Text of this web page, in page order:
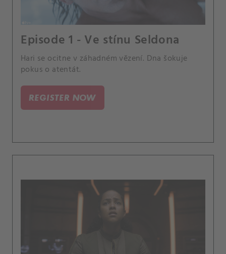
Episode 1 - Ve stínu Seldona
Hari se ocitne v záhadném vězení. Dna šokuje
pokus o atentát.
REGISTER NOW